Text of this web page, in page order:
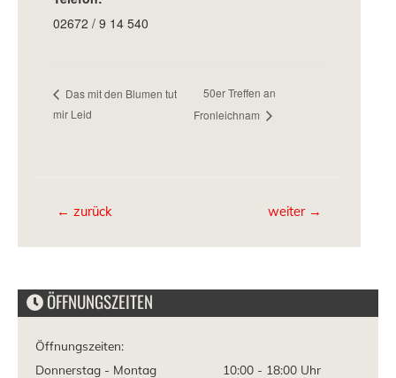
02672 / 9 14 540
Das mit den Blumen tut
mir Leid
50er Treffen an
Fronleichnam
Beitragsnavigation
← zurück weiter →
ÖFFNUNGSZEITEN
Öffnungszeiten:
Donnerstag - Montag
10:00 - 18:00 Uhr